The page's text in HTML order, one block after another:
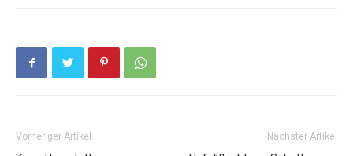
Vorheriger Artikel Nächster Artikel